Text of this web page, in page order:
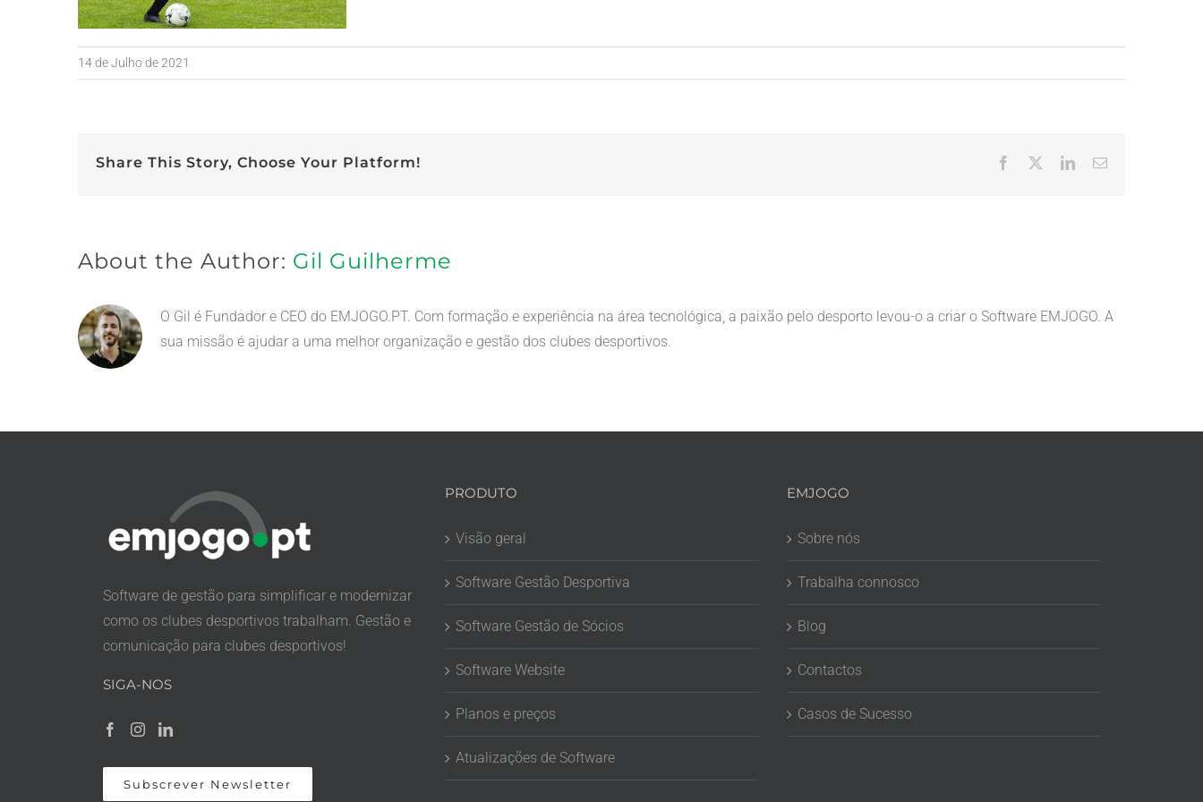
14 de Julho de 2021
Share This Story, Choose Your Platform! Facebook LinkedInEmail
About the Author: Gil Guilherme
O Gil é Fundador e CEO do EMJOGO.PT. Com formação e experiência na área tecnológica, a paixão pelo desporto levou-o a criar o Software EMJOGO. A
sua missão é ajudar a uma melhor organização e gestão dos clubes desportivos.
Software de gestão para simplificar e modernizar
como os clubes desportivos trabalham. Gestão e
comunicação para clubes desportivos!
SIGA-NOS
Subscrever Newsletter
PRODUTO
Visão geral
Software Gestão Desportiva
Software Gestão de Sócios
Software Website
Planos e preços
Atualizações de Software
EMJOGO
Sobre nós
Trabalha connosco
Blog
Contactos
Casos de Sucesso